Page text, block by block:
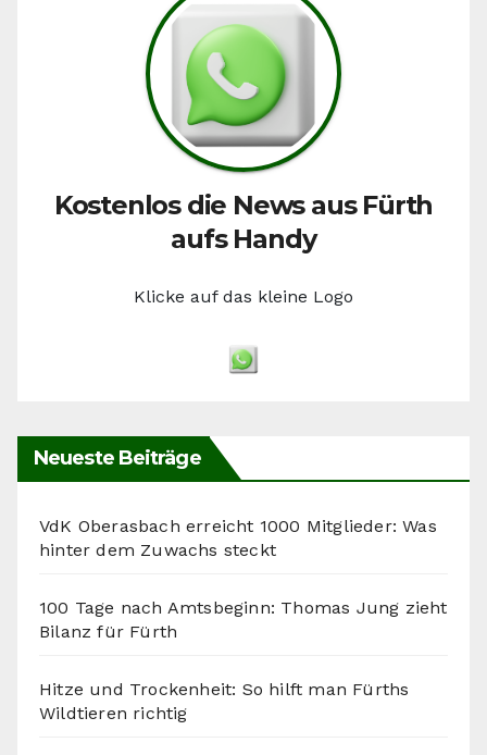
Kostenlos die News aus Fürth
aufs Handy
Klicke auf das kleine Logo
Neueste Beiträge
VdK Oberasbach erreicht 1000 Mitglieder: Was
hinter dem Zuwachs steckt
100 Tage nach Amtsbeginn: Thomas Jung zieht
Bilanz für Fürth
Hitze und Trockenheit: So hilft man Fürths
Wildtieren richtig